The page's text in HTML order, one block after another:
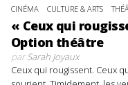
CINÉMA CULTURE & ARTS
« Ceux qui
Option théâtre
parSarah Joyaux
Ceux qui rougissent. Ceux